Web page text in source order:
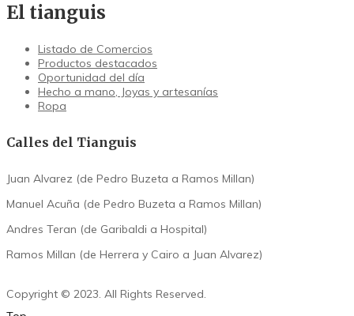
El tianguis
Listado de Comercios
Productos destacados
Oportunidad del día
Hecho a mano, Joyas y artesanías
Ropa
Calles del Tianguis
Juan Alvarez (de Pedro Buzeta a Ramos Millan)
Manuel Acuña (de Pedro Buzeta a Ramos Millan)
Andres Teran (de Garibaldi a Hospital)
Ramos Millan (de Herrera y Cairo a Juan Alvarez)
Copyright © 2023. All Rights Reserved.